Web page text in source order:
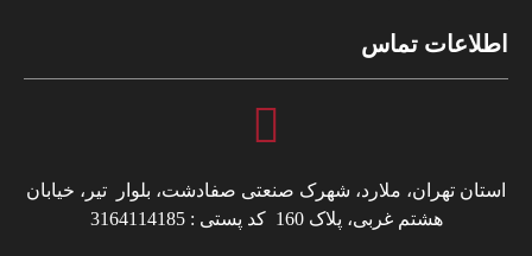
اطلاعات تماس
استان تهران، ملارد، شهرک صنعتی صفادشت، بلوار تیر، خیابان
هشتم غربی، پلاک 160 کد پستی : 3164114185